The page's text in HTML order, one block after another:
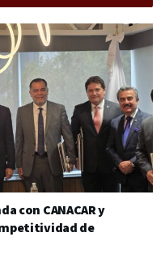
con CANACAR y
de